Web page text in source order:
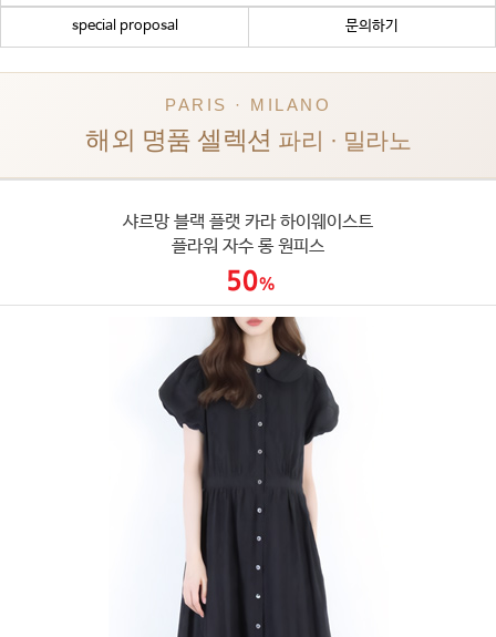
special proposal 문의하기
PARIS · MILANO
해외 명품 셀렉션 파리 · 밀라노
샤르망 블랙 플랫 카라 하이웨이스트
플라워 자수 롱 원피스